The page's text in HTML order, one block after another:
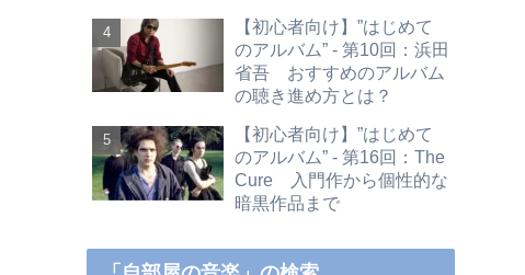
【初心者向け】”はじめて
のアルバム” - 第10回：浜田
省吾 おすすめのアルバム
の聴き進め方とは？
【初心者向け】”はじめて
のアルバム” - 第16回：The
Cure 入門作から個性的な
暗黒作品まで